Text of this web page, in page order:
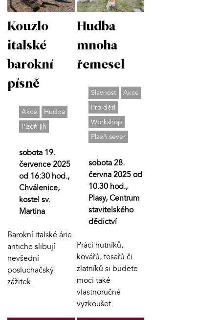
Kouzlo
italské
barokní
písně
Akce
Hudba
Plzeň jih
sobota 19.
července 2025
od 16:30 hod.,
Chválenice,
kostel sv.
Martina
Barokní italské árie
antiche slibují
nevšední
posluchačský
zážitek.
Hudba
mnoha
řemesel
Slavnost
Akce
Pro děti
Workshop
Plzeň sever
sobota 28.
června 2025 od
10.30 hod.,
Plasy, Centrum
stavitelského
dědictví
Práci hutníků,
kovářů, tesařů či
zlatníků si budete
moci také
vlastnoručně
vyzkoušet.